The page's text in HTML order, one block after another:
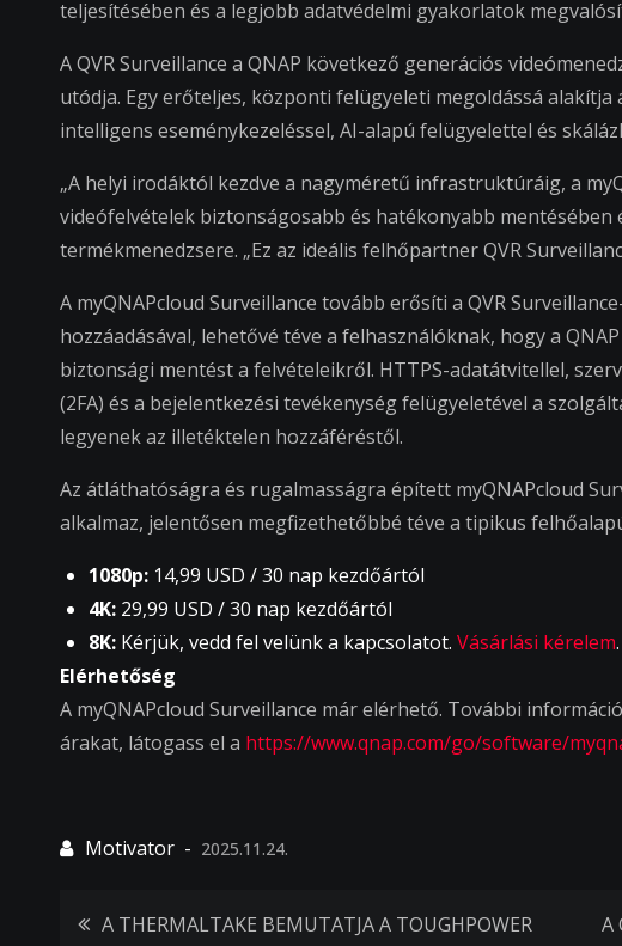
teljesítésében és a legjobb adatvédelmi gyakorlatok
A QVR Surveillance a QNAP következő generációs
utódja. Egy erőteljes, központi felügyeleti megoldássá
intelligens eseménykezeléssel, AI-alapú felügyelettel és
„A helyi irodáktól kezdve a nagyméretű infrastruktúráig, a
videófelvételek biztonságosabb és hatékonyabb mentésében
termékmenedzsere. „Ez az ideális felhőpartner QVR
A myQNAPcloud Surveillance tovább erősíti a QVR
hozzáadásával, lehetővé téve a felhasználóknak, hogy a
biztonsági mentést a felvételeikről. HTTPS-adatátvitellel,
(2FA) és a bejelentkezési tevékenység felügyeletével a
legyenek az illetéktelen hozzáféréstől.
Az átláthatóságra és rugalmasságra épített myQNAPcloud
alkalmaz, jelentősen megfizethetőbbé téve a tipikus
1080p: 14,99 USD / 30 nap kezdőártól
4K: 29,99 USD / 30 nap kezdőártól
8K: Kérjük, vedd fel velünk a kapcsolatot. Vásárlási kérelem.
Elérhetőség
A myQNAPcloud Surveillance már elérhető. További
árakat, látogass el a https://www.qnap.com/go/software/
2025.11.24.
A THERMALTAKE BEMUTATJA A TOUGHPOWER
A